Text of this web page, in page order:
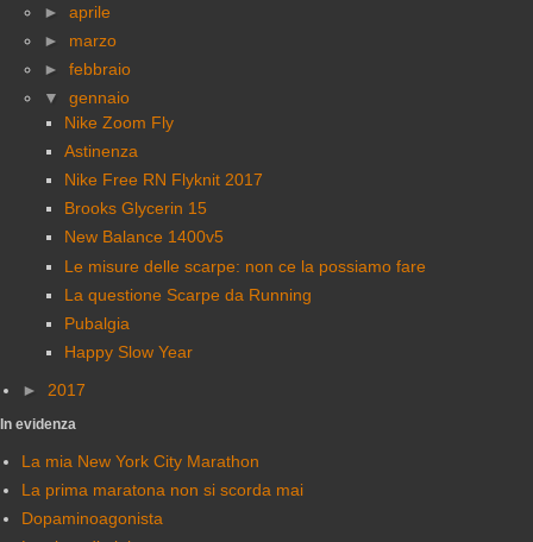
► aprile
► marzo
► febbraio
▼ gennaio
Nike Zoom Fly
Astinenza
Nike Free RN Flyknit 2017
Brooks Glycerin 15
New Balance 1400v5
Le misure delle scarpe: non ce la possiamo fare
La questione Scarpe da Running
Pubalgia
Happy Slow Year
► 2017
In evidenza
La mia New York City Marathon
La prima maratona non si scorda mai
Dopaminoagonista